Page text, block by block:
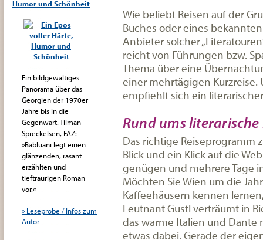
Wie beliebt Reisen auf der
Buches oder eines
Anbieter solcher
reicht von Führungen bzw.
Thema über eine
einer mehrtägigen Kurzreise.
empfiehlt sich ein
Rund ums
Das richtige Reiseprogramm
Blick und ein Klick auf die
genügen und mehrere Tage
Möchten Sie Wien um die
Kaffeehäusern kennen
Leutnant Gustl verträumt in
das warme Italien und Dante
etwas dabei. Gerade der
Humor und Schönheit
Ein bildgewaltiges
Panorama über das
Georgien der 1970er
Jahre bis in die
Gegenwart. Tilman
Spreckelsen, FAZ:
»Babluani legt einen
glänzenden, rasant
erzählten und
tieftraurigen Roman
vor.«
» Leseprobe / Infos zum
Autor